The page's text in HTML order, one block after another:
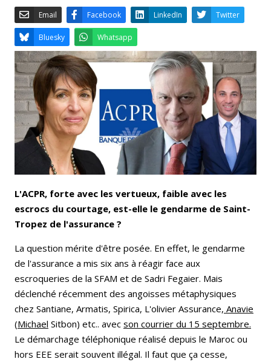
Email Facebook LinkedIn
Bluesky Whatsapp
L'ACPR, forte avec les vertueux, faible avec les
escrocs du courtage, est-elle le gendarme de Saint-
Tropez de l'assurance ?
La question mérite d'être posée. En effet, le gendarme
de l'assurance a mis six ans à réagir face aux
escroqueries de la SFAM et de Sadri Fegaier. Mais
déclenché récemment des angoisses métaphysiques
chez Santiane, Armatis, Spirica, L'olivier Assurance, Anavie
(Michael Sitbon) etc.. avec son courrier du 15 septembre.
Le démarchage téléphonique réalisé depuis le Maroc ou
hors EEE serait souvent illégal. Il faut que ça cesse,